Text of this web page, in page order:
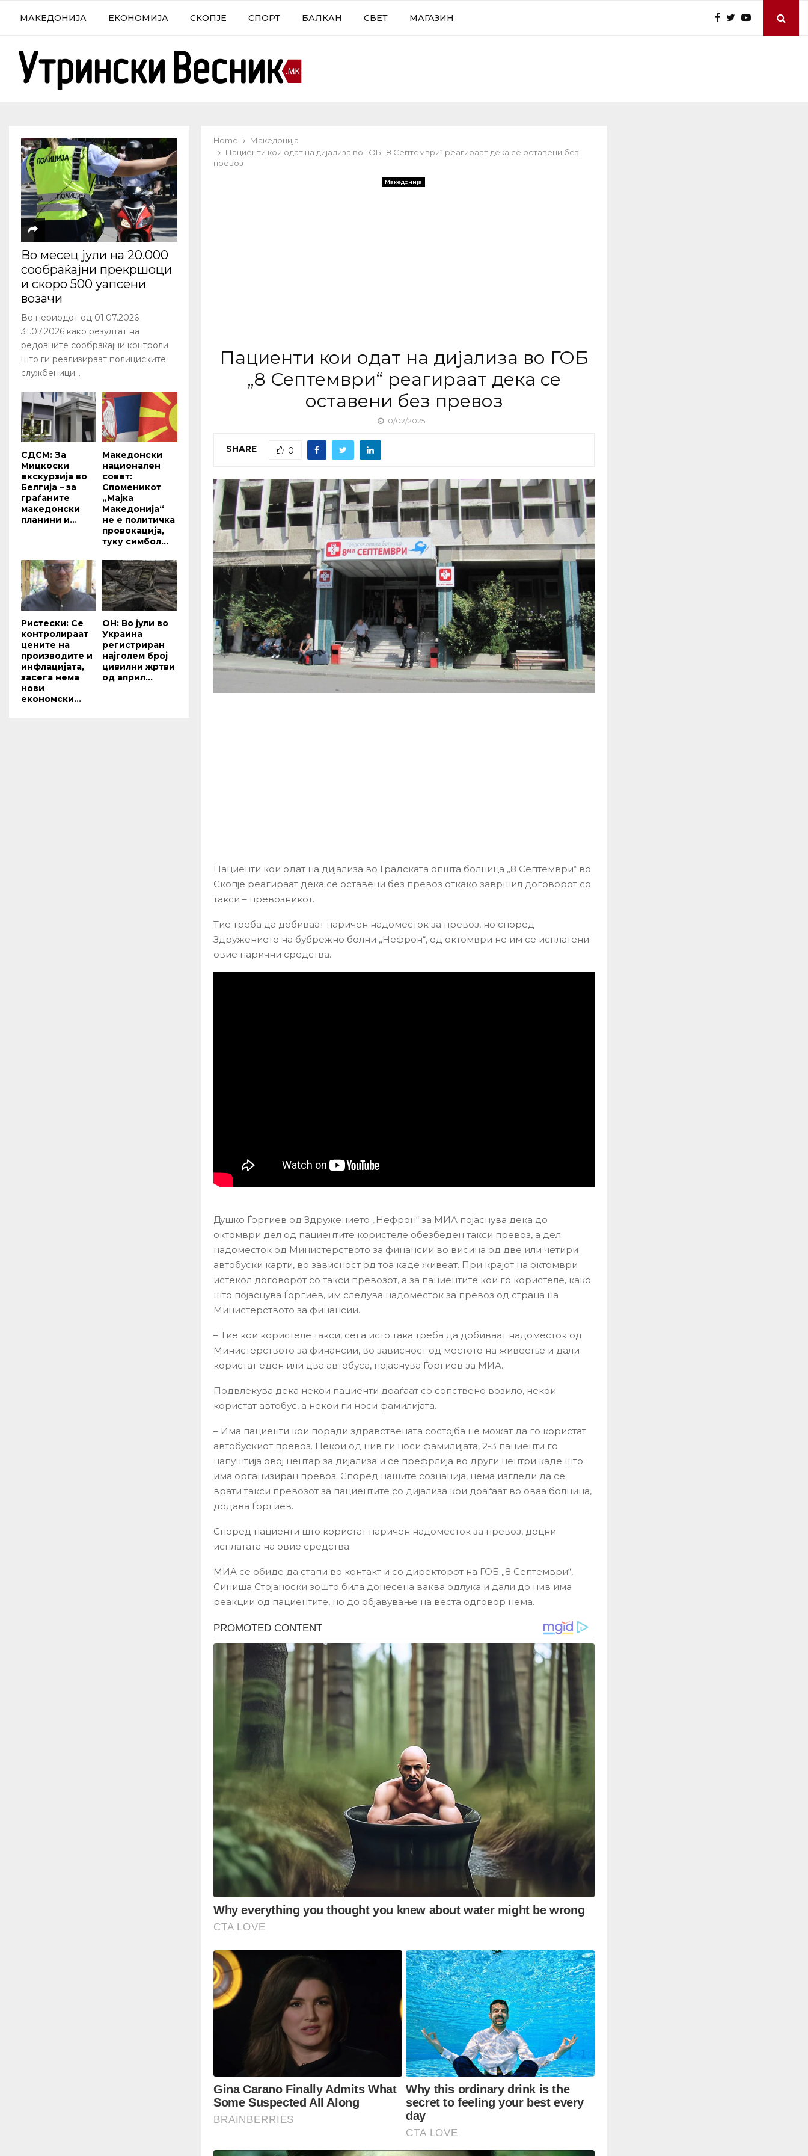
МАКЕДОНИЈА ЕКОНОМИЈА СКОПЈЕ СПОРТ БАЛКАН СВЕТ МАГАЗИН
Home
Македонија
Пациенти кои одат на дијализа во ГОБ „8 Септември“ реагираат дека се оставени без
превоз
Македонија
Пациенти кои одат на дијализа во ГОБ
„8 Септември“ реагираат дека се
оставени без превоз
10/02/2025
SHARE 0
Пациенти кои одат на дијализа во Градската општа болница „8 Септември“ во
Скопје реагираат дека се оставени без превоз откако завршил договорот со
такси – превозникот.
Тие треба да добиваат паричен надоместок за превоз, но според
Здружението на бубрежно болни „Нефрон“, од октомври не им се исплатени
овие парични средства.
Душко Ѓоргиев од Здружението „Нефрон“ за МИА појаснува дека до
октомври дел од пациентите користеле обезбеден такси превоз, а дел
надоместок од Министерството за финансии во висина од две или четири
автобуски карти, во зависност од тоа каде живеат. При крајот на октомври
истекол договорот со такси превозот, а за пациентите кои го користеле, како
што појаснува Ѓоргиев, им следува надоместок за превоз од страна на
Министерството за финансии.
– Тие кои користеле такси, сега исто така треба да добиваат надоместок од
Министерството за финансии, во зависност од местото на живеење и дали
користат еден или два автобуса, појаснува Ѓоргиев за МИА.
Подвлекува дека некои пациенти доаѓаат со сопствено возило, некои
користат автобус, а некои ги носи фамилијата.
– Има пациенти кои поради здравствената состојба не можат да го користат
автобускиот превоз. Некои од нив ги носи фамилијата, 2-3 пациенти го
напуштија овој центар за дијализа и се префрлија во други центри каде што
има организиран превоз. Според нашите сознанија, нема изгледи да се
врати такси превозот за пациентите со дијализа кои доаѓаат во оваа болница,
додава Ѓоргиев.
Според пациенти што користат паричен надоместок за превоз, доцни
исплатата на овие средства.
МИА се обиде да стапи во контакт и со директорот на ГОБ „8 Септември“,
Синиша Стојаноски зошто била донесена ваква одлука и дали до нив има
реакции од пациентите, но до објавување на веста одговор нема.
Во месец јули на 20.000
сообраќајни прекршоци
и скоро 500 уапсени
возачи
Во периодот од 01.07.2026-
31.07.2026 како резултат на
редовните сообраќајни контроли
што ги реализираат полициските
службеници...
СДСМ: За
Мицкоски
екскурзија во
Белгија – за
граѓаните
македонски
планини и...
Македонски
национален
совет:
Споменикот
„Мајка
Македонија“
не е политичка
провокација,
туку симбол...
Ристески: Се
контролираат
цените на
производите и
инфлацијата,
засега нема
нови
економски...
ОН: Во јули во
Украина
регистриран
најголем број
цивилни жртви
од април...